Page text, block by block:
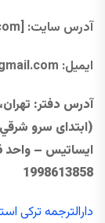
آدرس سایت: [alptranslator.com]
ایمیل:
آدرس دفتر:
1998613858
دارالترجمه ترکی